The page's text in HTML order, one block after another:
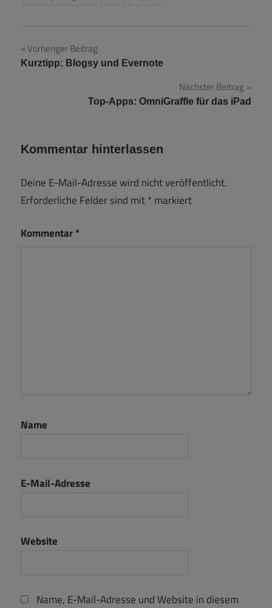
Beitragsnavigation
Vorheriger Beitrag
Kurztipp: Blogsy und Evernote
Nächster Beitrag
Top-Apps: OmniGraffle für das iPad
Kommentar hinterlassen
Deine E-Mail-Adresse wird nicht veröffentlicht.
Erforderliche Felder sind mit* markiert
Kommentar*
Name
E-Mail-Adresse
Website
Name, E-Mail-Adresse und Website in diesem